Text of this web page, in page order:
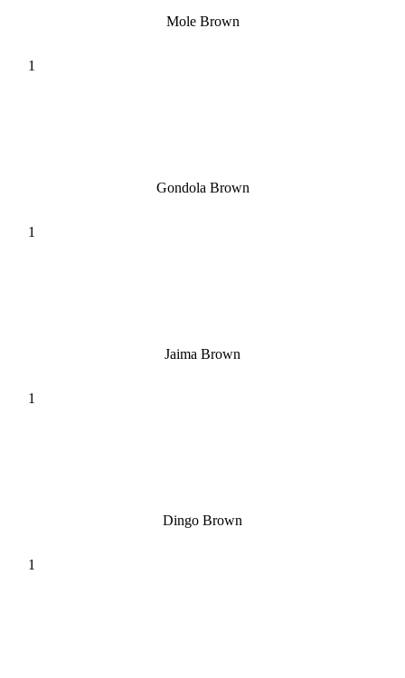
Mole Brown
Gondola Brown
Jaima Brown
Dingo Brown